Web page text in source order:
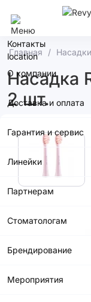
Контакты
О компании
Доставка и оплата
Гарантия и сервис
Линейки
Партнерам
Стоматологам
Брендирование
Мероприятия
Главная Насадки
Насадка
2 шт.